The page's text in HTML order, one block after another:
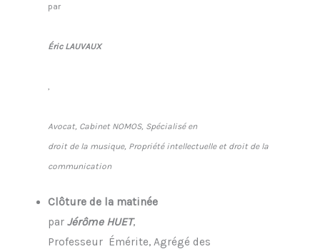
par
Éric LAUVAUX
Avocat, Cabinet NOMOS, Spécialisé en
droit de la musique, Propriété intellectuelle et droit de la
communication
Clôture de la matinée
par Jérôme HUET,
Professeur Émérite, Agrégé des